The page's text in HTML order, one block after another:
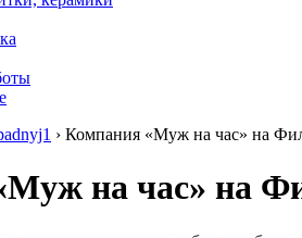
› Компания «Муж на час» на
на час» на